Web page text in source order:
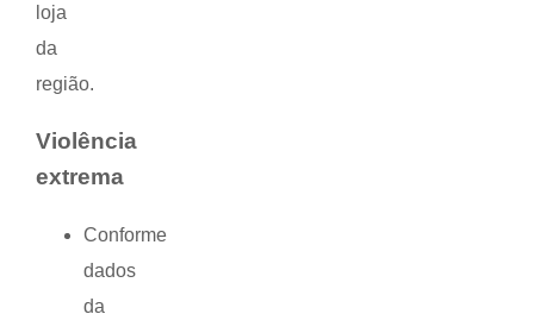
loja
da
região.
Violência
extrema
Conforme
dados
da